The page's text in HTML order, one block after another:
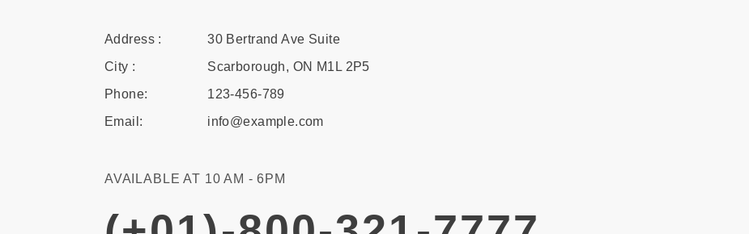
Address :
30 Bertrand Ave Suite
City :
Scarborough, ON M1L 2P5
Phone:
123-456-789
Email:
info@example.com
AVAILABLE AT 10 AM - 6PM